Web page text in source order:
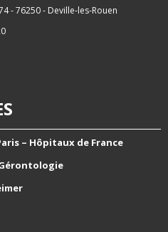
- 76250 - Deville-les-Rouen
– Hôpitaux de France